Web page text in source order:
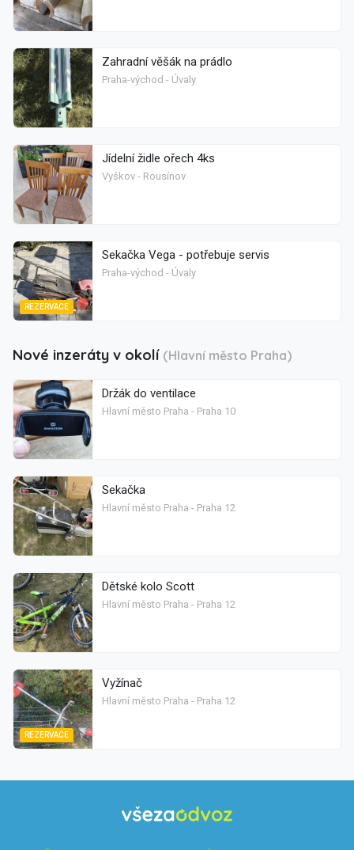
Zahradní věšák na prádlo
Praha-východ - Úvaly
Jídelní židle ořech 4ks
Vyškov - Rousínov
REZERVACE
Sekačka Vega - potřebuje servis
Praha-východ - Úvaly
Nové inzeráty v okolí (Hlavní město Praha)
Držák do ventilace
Hlavní město Praha - Praha 10
Sekačka
Hlavní město Praha - Praha 12
Dětské kolo Scott
Hlavní město Praha - Praha 12
REZERVACE
Vyžínač
Hlavní město Praha - Praha 12